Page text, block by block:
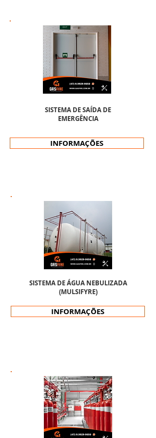
SISTEMA DE SAÍDA DE
EMERGÊNCIA
INFORMAÇÕES
INFORMAÇÕES
SISTEMA DE ÁGUA NEBULIZADA
(MULSIFYRE)